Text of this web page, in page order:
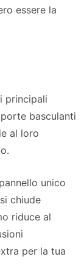
essere la
principali
basculanti
al loro
unico
chiude
riduce al
per la tua